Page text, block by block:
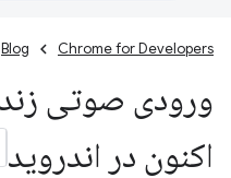
Chrome for Developers
Blog
اکنون در اندروید